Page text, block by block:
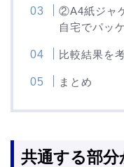
②A4紙ジャ
自宅でパッ
比較結果を
まとめ
共通する部分